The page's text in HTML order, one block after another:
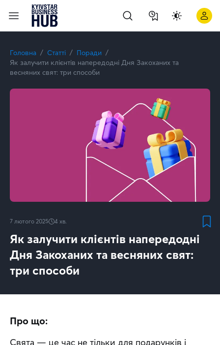
Головна Статті
Поради
Як залучити клієнтів напередодні Дня Закоханих та
весняних свят: три способи
7 лютого 2025 4 хв.
Як залучити клієнтів напередодні
Дня Закоханих та весняних свят:
три способи
Про що:
Свята — це час не тільки для подарунків і
Як залучити клієнтів напередодні Дня Закоханих та